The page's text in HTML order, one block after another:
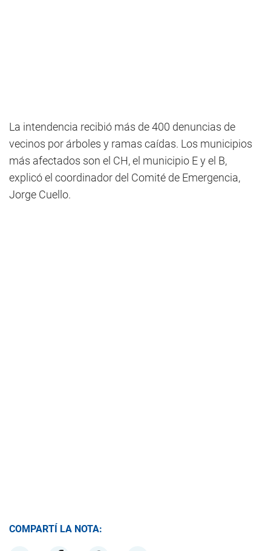
La intendencia recibió más de 400 denuncias de
vecinos por árboles y ramas caídas. Los municipios
más afectados son el CH, el municipio E y el B,
explicó el coordinador del Comité de Emergencia,
Jorge Cuello.
COMPARTÍ LA NOTA: